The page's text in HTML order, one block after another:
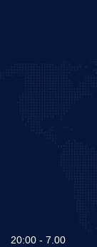
7.00 - 20:00